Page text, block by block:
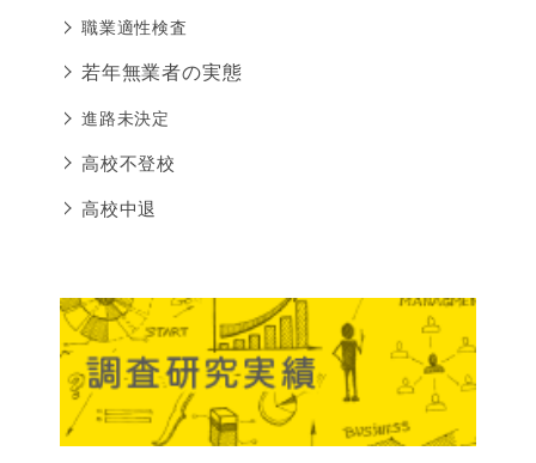
職業適性検査
若年無業者の実態
進路未決定
高校不登校
高校中退